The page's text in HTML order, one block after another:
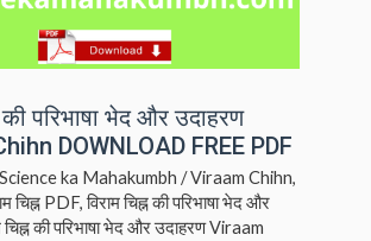
की परिभाषा भेद और उदाहरण
DOWNLOAD FREE PDF
Science ka Mahakumbh /Viraam Chihn,
चिह्न PDF,विराम चिह्न की परिभाषा भेद और
चिह्न की परिभाषा भेद और उदाहरण Viraam